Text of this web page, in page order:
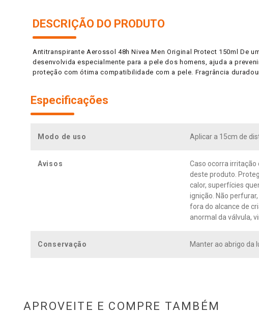
DESCRIÇÃO DO PRODUTO
Antitranspirante Aerossol 48h Nivea Men Original Protect 150ml De
desenvolvida especialmente para a pele dos homens, ajuda a
proteção com ótima compatibilidade com a pele. Fragrância
Especificações
Modo de uso Aplicar a 15cm de
Avisos
Caso ocorra
deste produto.
calor, superfícies
ignição. Não
fora do alcance de
anormal da válvula,
Conservação Manter ao abrigo da
APROVEITE E COMPRE TAMBÉM